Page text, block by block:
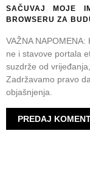
SAČUVAJ MOJE
BROWSERU ZA
VAŽNA
ne i stavove portala
suzdrže od
Zadržavamo pravo
objašnjenja.